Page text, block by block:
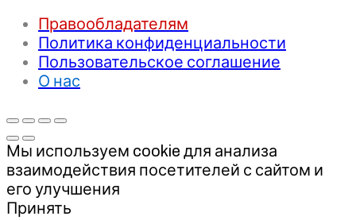
Правообладателям
Политика конфиденциальности
Пользовательское соглашение
О нас
Мы используем cookie для анализа
взаимодействия посетителей с сайтом и
его улучшения
Принять